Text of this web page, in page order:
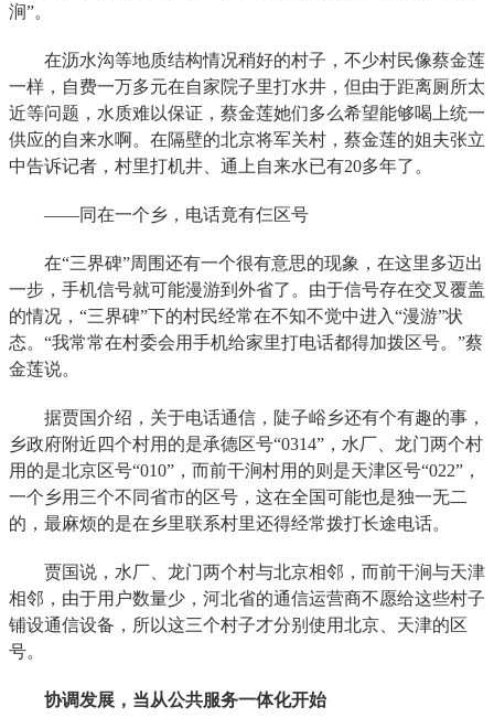
涧”。
在沥水沟等地质结构情况稍好的村子，不少村民像蔡金莲
一样，自费一万多元在自家院子里打水井，但由于距离厕所太
近等问题，水质难以保证，蔡金莲她们多么希望能够喝上统一
供应的自来水啊。在隔壁的北京将军关村，蔡金莲的姐夫张立
中告诉记者，村里打机井、通上自来水已有20多年了。
——同在一个乡，电话竟有仨区号
在“三界碑”周围还有一个很有意思的现象，在这里多迈出
一步，手机信号就可能漫游到外省了。由于信号存在交叉覆盖
的情况，“三界碑”下的村民经常在不知不觉中进入“漫游”状
态。“我常常在村委会用手机给家里打电话都得加拨区号。”蔡
金莲说。
据贾国介绍，关于电话通信，陡子峪乡还有个有趣的事，
乡政府附近四个村用的是承德区号“0314”，水厂、龙门两个村
用的是北京区号“010”，而前干涧村用的则是天津区号“022”，
一个乡用三个不同省市的区号，这在全国可能也是独一无二
的，最麻烦的是在乡里联系村里还得经常拨打长途电话。
贾国说，水厂、龙门两个村与北京相邻，而前干涧与天津
相邻，由于用户数量少，河北省的通信运营商不愿给这些村子
铺设通信设备，所以这三个村子才分别使用北京、天津的区
号。
协调发展，当从公共服务一体化开始